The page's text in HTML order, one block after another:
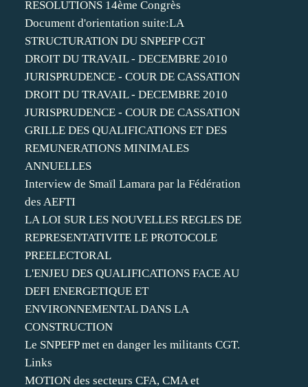
RESOLUTIONS 14ème Congrès
Document d'orientation suite:LA
STRUCTURATION DU SNPEFP CGT
DROIT DU TRAVAIL - DECEMBRE 2010
JURISPRUDENCE - COUR DE CASSATION
DROIT DU TRAVAIL - DECEMBRE 2010
JURISPRUDENCE - COUR DE CASSATION
GRILLE DES QUALIFICATIONS ET DES
REMUNERATIONS MINIMALES
ANNUELLES
Interview de Smaïl Lamara par la Fédération
des AEFTI
LA LOI SUR LES NOUVELLES REGLES DE
REPRESENTATIVITE LE PROTOCOLE
PREELECTORAL
L'ENJEU DES QUALIFICATIONS FACE AU
DEFI ENERGETIQUE ET
ENVIRONNEMENTAL DANS LA
CONSTRUCTION
Le SNPEFP met en danger les militants CGT.
Links
MOTION des secteurs CFA, CMA et